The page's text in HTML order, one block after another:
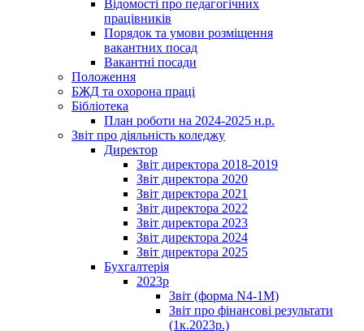
Відомості про педагогічних
працівників
Порядок та умови розміщення
вакантних посад
Вакантні посади
Положення
БЖД та охорона праці
Бібліотека
План роботи на 2024-2025 н.р.
Звіт про діяльність коледжу
Директор
Звіт директора 2018-2019
Звіт директора 2020
Звіт директора 2021
Звіт директора 2022
Звіт директора 2023
Звіт директора 2024
Звіт директора 2025
Бухгалтерія
2023р
Звіт (форма N4-1M)
Звіт про фінансові результати
(1к.2023р.)